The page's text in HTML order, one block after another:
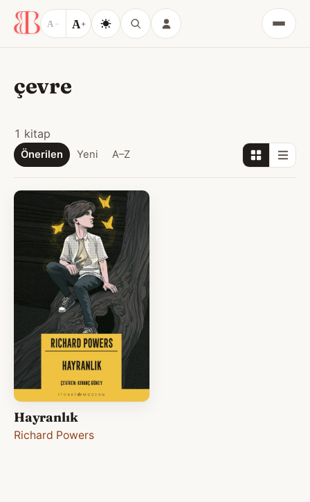
A − A+
Menü
çevre
1 kitap
Önerilen Yeni A–Z
Hayranlık
Richard Powers